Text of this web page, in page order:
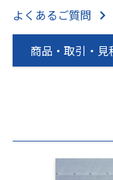
よくあるご質問
商品・取引・